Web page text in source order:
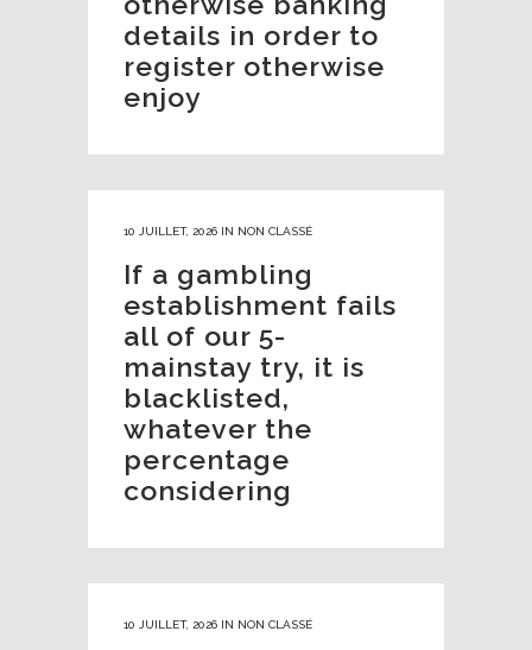
details in order to
register otherwise
enjoy
10 JUILLET, 2026 IN NON CLASSÉ
If a gambling
establishment fails
all of our 5-
mainstay try, it is
blacklisted,
whatever the
percentage
considering
10 JUILLET, 2026 IN NON CLASSÉ